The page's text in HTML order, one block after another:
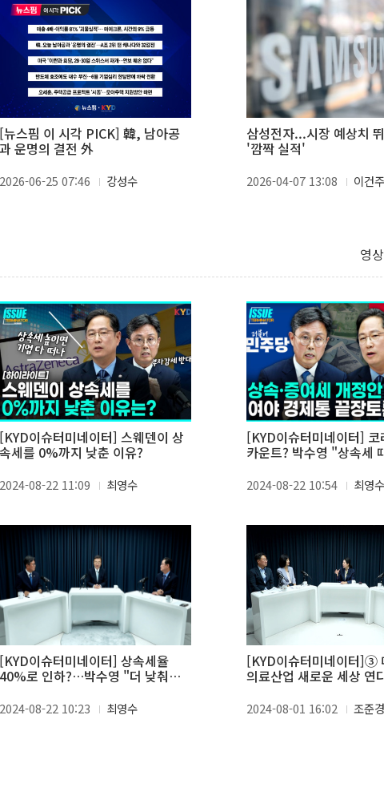
[뉴스핌 이 시각 PICK] 韓, 남아공
과 운명의 결전 外
2026-06-25 07:46 강성수
삼성전자...시장 예상치
'깜짝 실적'
2026-04-07 13:08 이건주
영
[KYD이슈터미네이터] 스웨덴이 상
속세를 0%까지 낮춘 이유?
2024-08-22 11:09 최영수
[KYD이슈터미네이터] 코
카운트? 박수영 "상속세
2024-08-22 10:54 최영수
[KYD이슈터미네이터] 상속세율
40%로 인하?…박수영 "더 낮춰야"
2024-08-22 10:23 최영수
[KYD이슈터미네이터]③
의료산업 새로운 세상 연
2024-08-01 16:02 조준경